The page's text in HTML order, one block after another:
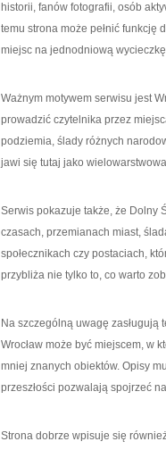
historii, fanów fotografii, osób
temu strona może pełnić
miejsc na jednodniową
Ważnym motywem serwisu jest
prowadzić czytelnika przez
podziemia, ślady różnych
jawi się tutaj jako
Serwis pokazuje także, że Dolny
czasach, przemianach miast,
społecznikach czy postaciach,
przybliża nie tylko to, co warto
Na szczególną uwagę zasługują
Wrocław może być miejscem, w
mniej znanych obiektów. Opisy
przeszłości pozwalają spojrzeć
Strona dobrze wpisuje się